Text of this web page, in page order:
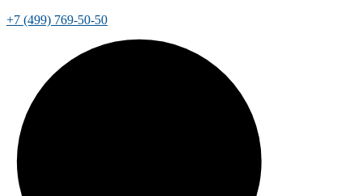
+7 (499) 769-50-50